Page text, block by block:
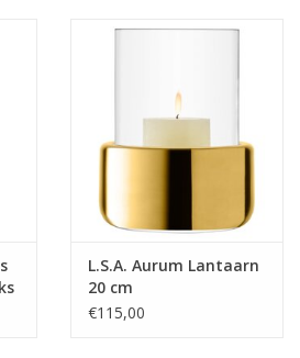
L.S.A. Aurum Lantaarn
20 cm
€115,00